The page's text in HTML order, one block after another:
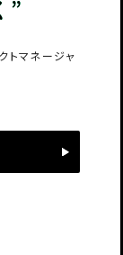
トマネージャ